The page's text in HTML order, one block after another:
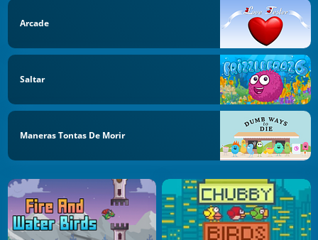
Arcade
Saltar
Maneras Tontas De Morir